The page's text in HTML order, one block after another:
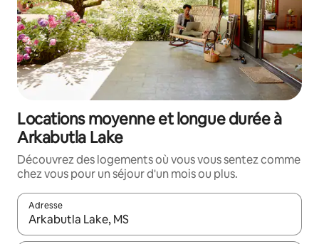
Locations moyenne et longue durée à
Arkabutla Lake
Découvrez des logements où vous vous sentez comme
chez vous pour un séjour d'un mois ou plus.
Adresse
Lorsque les résultats s'affichent, utilisez les flèches vers le